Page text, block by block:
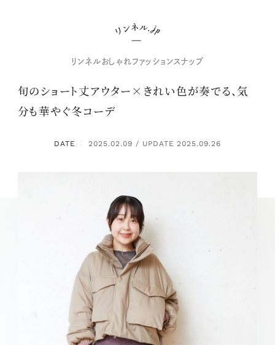
リンネルおしゃれファッションスナップ
旬のショート丈アウター×きれい色が奏でる、気
分も華やぐ冬コーデ
DATE ： 2025.02.09 / UPDATE 2025.09.26